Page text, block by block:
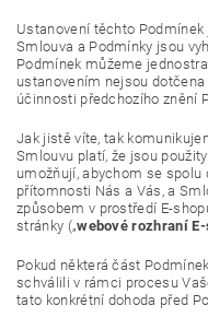
Ustanovení těchto
Smlouva a Podmínky jsou
Podmínek můžeme
ustanovením nejsou
účinnosti předchozího znění
Jak jistě víte, tak
Smlouvu platí, že jsou
umožňují, abychom se
přítomnosti Nás a Vás, a
způsobem v prostředí E-
stránky („webové rozhraní E-
Pokud některá část
schválili v rámci procesu
tato konkrétní dohoda před